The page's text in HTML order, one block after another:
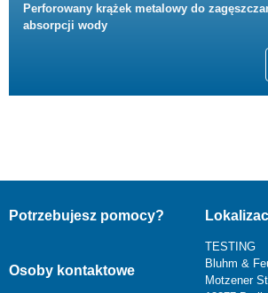
Perforowany krążek metalowy do
absorpcji wody
Potrzebujesz pomocy?
Osoby kontaktowe
TESTING
Bluhm &
Motzener